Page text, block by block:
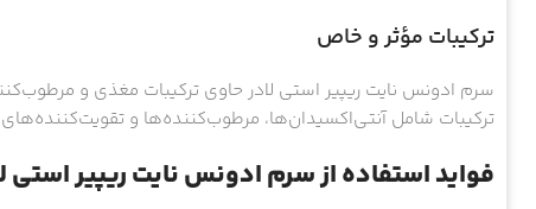
ترکیبات مؤثر و خاص
سرم ادونس نایت ریپیر استی لادر حاوی ترکیبات مغذی و
ترکیبات شامل آنتی‌اکسیدان‌ها، مرطوب‌کننده‌ها و
فواید استفاده از سرم ادونس نایت ریپیر استی